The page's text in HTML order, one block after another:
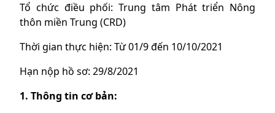
Tổ chức điều phối: Trung tâm Phát triển Nông
thôn miền Trung (CRD)
Thời gian thực hiện: Từ 01/9 đến 10/10/2021
Hạn nộp hồ sơ: 29/8/2021
1. Thông tin cơ bản: